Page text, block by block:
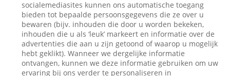
socialemediasites kunnen ons automatische toegang
bieden tot bepaalde persoonsgegevens die ze over u
bewaren (bijv. inhouden die door u worden bekeken,
inhouden die u als ‘leuk’ markeert en informatie over de
advertenties die aan u zijn getoond of waarop u mogelijk
hebt geklikt). Wanneer we dergelijke informatie
ontvangen, kunnen we deze informatie gebruiken om uw
ervaring bij ons verder te personaliseren in